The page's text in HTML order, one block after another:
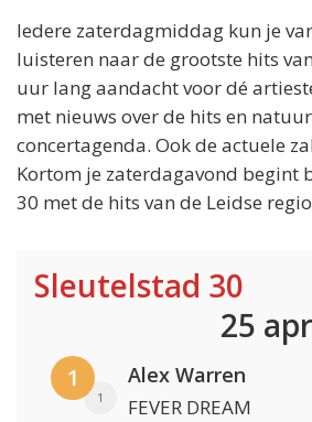
Iedere zaterdagmiddag kun je
luisteren naar de grootste hits
uur lang aandacht voor dé
met nieuws over de hits en
concertagenda. Ook de actuele
Kortom je zaterdagavond begint
30 met de hits van de Leidse
Sleutelstad 30
25
1
1
Alex Warren
FEVER DREAM